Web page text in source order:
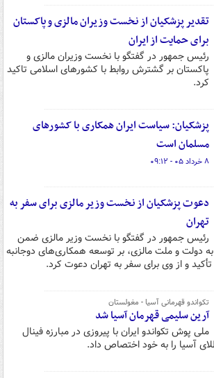
تقدیر پزشکیان از نخست وزیران مالزی و پاکستان
برای حمایت از ایران
رئیس جمهور در گفتگو با نخست وزیران مالزی و
پاکستان بر گشترش روابط با کشورهای اسلامی تاکید
کرد.
پزشکیان: سیاست ایران همکاری با کشورهای
مسلمان است
۸ خرداد ۰۵ - ۰۹:۱۲
دعوت پزشکیان از نخست وزیر مالزی برای سفر به
تهران
رئیس جمهور در گفتگو با نخست وزیر مالزی ضمن
دولت و ملت مالزی، بر توسعه همکاری‌های دوجانبه
تأکید و از وی برای سفر به تهران دعوت کرد.
تکواندو قهرمانی آسیا - مغولستان
آرین سلیمی قهرمان آسیا شد
ملی پوش تکواندو ایران با پیروزی در مبارزه فینال
آسیا را به خود اختصاص داد.